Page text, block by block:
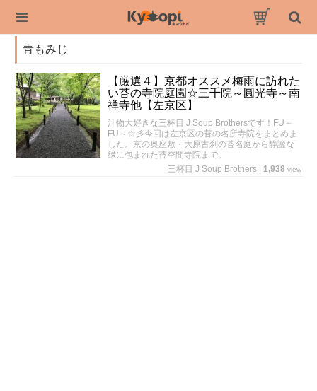
青もみじ
【厳選４】京都オススメ梅雨に訪れた
い苔の寺院庭園☆三千院～圓光寺～南
禅寺他【左京区】
汁物大好きな三杯目 J Soup Brothersです！FU～
FU～☆彡今回は左京区の苔の名所寺院をまとめま
した。京の奥座敷・大原古刹の苔名庭から静謐な
緑に包まれた苔空間寺院まで。
三杯目 J Soup Brothers
1,938 view